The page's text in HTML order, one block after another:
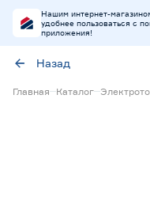
Нашим интернет-
удобнее пользоваться с
приложения!
Назад
Главная Каталог